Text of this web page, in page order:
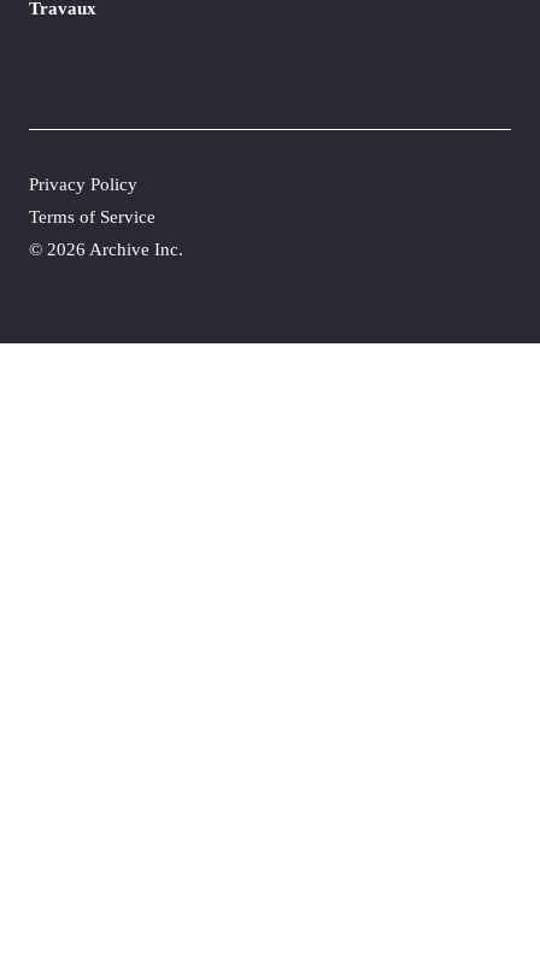
Travaux
© 2026 Archive Inc.
Privacy Policy
Terms of Service